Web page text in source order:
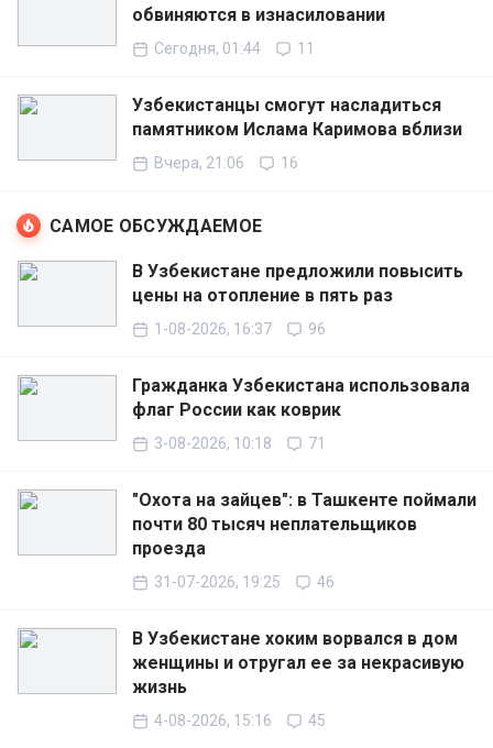
обвиняются в изнасиловании
Сегодня, 01:44 11
Узбекистанцы смогут насладиться
памятником Ислама Каримова вблизи
Вчера, 21:06 16
САМОЕ ОБСУЖДАЕМОЕ
В Узбекистане предложили повысить
цены на отопление в пять раз
1-08-2026, 16:37 96
Гражданка Узбекистана использовала
флаг России как коврик
3-08-2026, 10:18 71
"Охота на зайцев": в Ташкенте поймали
почти 80 тысяч неплательщиков
проезда
31-07-2026, 19:25 46
В Узбекистане хоким ворвался в дом
женщины и отругал ее за некрасивую
жизнь
4-08-2026, 15:16 45